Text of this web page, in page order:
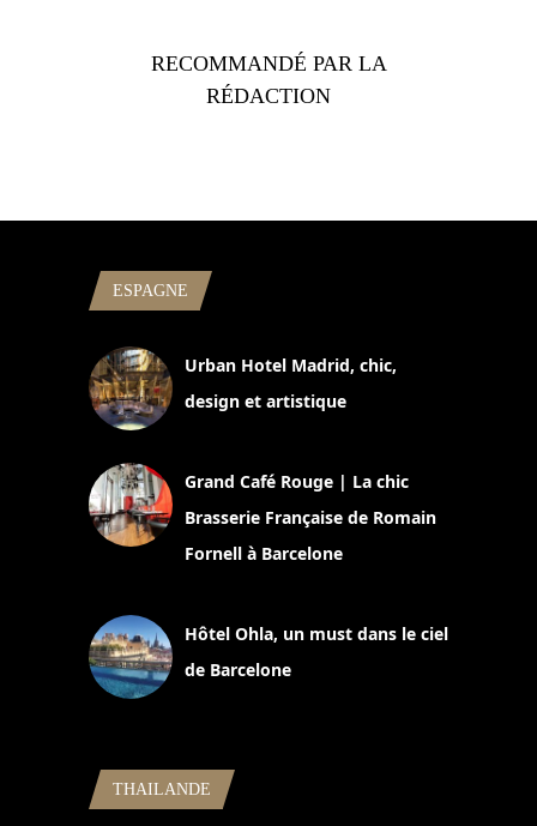
RECOMMANDÉ PAR LA
RÉDACTION
ESPAGNE
Urban Hotel Madrid, chic,
design et artistique
Grand Café Rouge | La chic
Brasserie Française de Romain
Fornell à Barcelone
Hôtel Ohla, un must dans le ciel
de Barcelone
THAILANDE